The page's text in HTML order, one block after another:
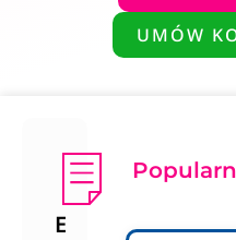
UMÓW
E